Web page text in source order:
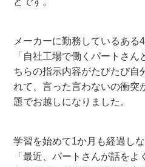
メーカーに勤務しているある
「自社工場で働くパートさ
ちらの指示内容がたびたび自
れて、言った言わないの衝突
題でお越しになりました。
学習を始めて1か月も経過しな
「最近、パートさんが話を